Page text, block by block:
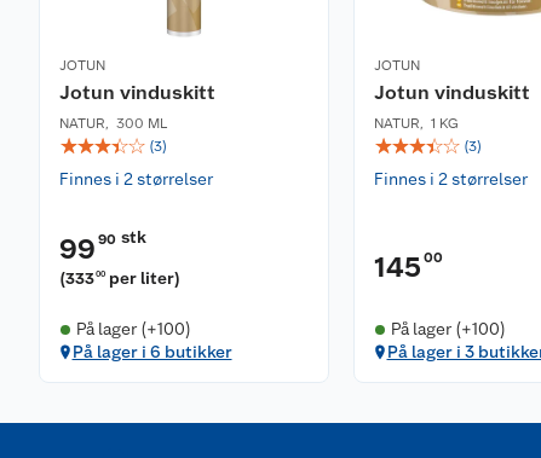
JOTUN
Jotun vinduskitt
NATUR, 300 ML
☆☆☆☆☆ (3)
Finnes i 2 størrelser
99 90 stk
(33300 per liter)
På lager (+100)
På lager i 6 butikker
JOTUN
Jotun vinduskitt
NATUR, 1 KG
☆☆☆☆☆ (3)
Finnes i 2 størrelser
145 00
På lager (+100)
På lager i 3